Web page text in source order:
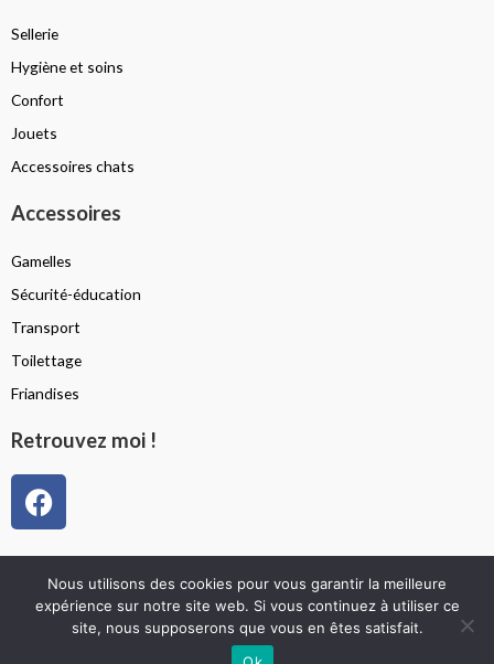
Sellerie
Hygiène et soins
Confort
Jouets
Accessoires chats
Accessoires
Gamelles
Sécurité-éducation
Transport
Toilettage
Friandises
Retrouvez moi !
F
a
e
b
Mentions légales
Conditions générales de vente
Nous utilisons des cookies pour vous garantir la meilleure
expérience sur notre site web. Si vous continuez à utiliser ce
site, nous supposerons que vous en êtes satisfait.